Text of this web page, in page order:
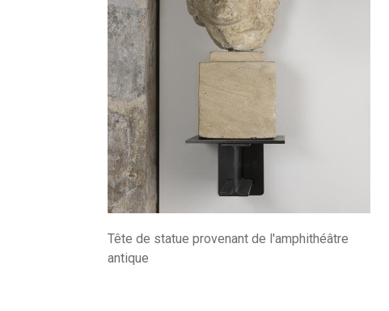
Tête de statue provenant de l'amphithéâtre
antique